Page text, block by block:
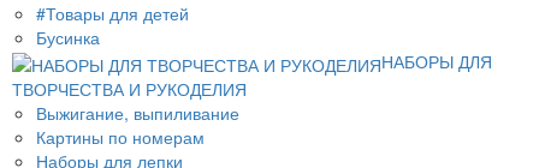
#Товары для детей
Бусинка
НАБОРЫ ДЛЯ
ТВОРЧЕСТВА И РУКОДЕЛИЯ
Выжигание, выпиливание
Картины по номерам
Наборы для лепки